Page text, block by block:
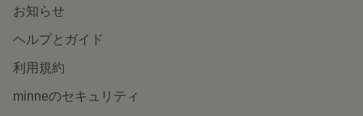
お知らせ
ヘルプとガイド
利用規約
minneのセキュリティ